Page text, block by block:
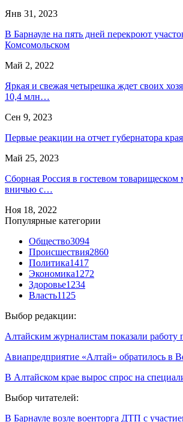
Янв 31, 2023
В Барнауле на пять дней перекроют
Комсомольском
Май 2, 2022
Яркая и свежая четырешка ждет своих
10,4 млн…
Сен 9, 2023
Первые реакции на отчет губернатора
Май 25, 2023
Сборная Россия в гостевом товарищеском
вничью с…
Ноя 18, 2022
Популярные категории
Общество3094
Происшествия2860
Политика1417
Экономика1272
Здоровье1234
Власть1125
Выбор редакции:
Алтайским журналистам показали
Авиапредприятие «Алтай» обратилось в
В Алтайском крае вырос спрос на
Выбор читателей:
В Барнауле возле военторга ДТП с